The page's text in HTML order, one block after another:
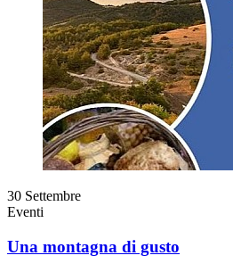
30 Settembre
Eventi
Una montagna di gusto